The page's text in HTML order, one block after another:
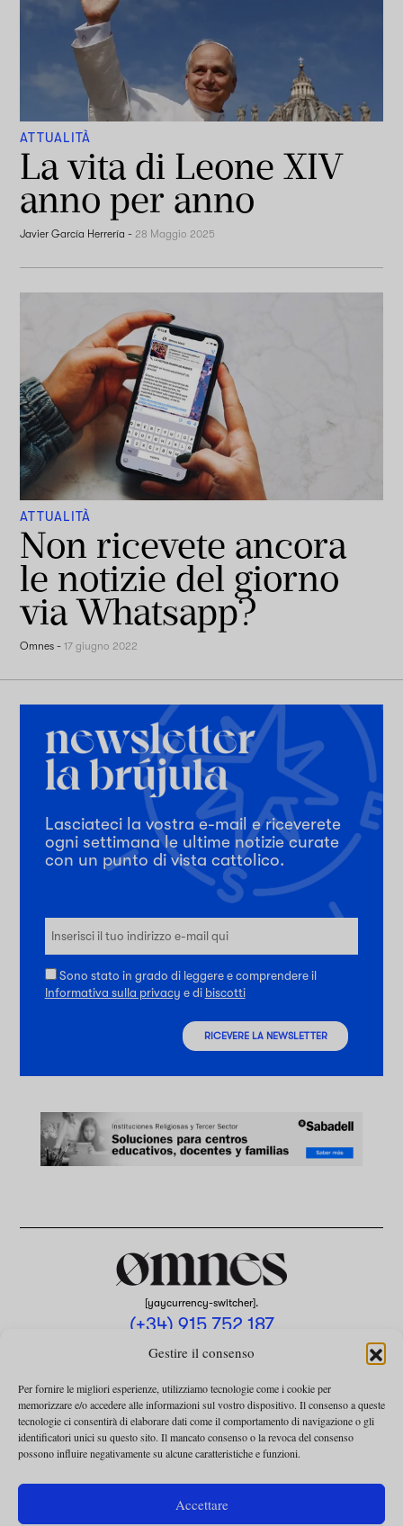
Gestire il consenso
Per fornire le migliori esperienze, utilizziamo tecnologie come i cookie per
memorizzare e/o accedere alle informazioni sul vostro dispositivo. Il consenso a queste
tecnologie ci consentirà di elaborare dati come il comportamento di navigazione o gli
identificatori unici su questo sito. Il mancato consenso o la revoca del consenso
possono influire negativamente su alcune caratteristiche e funzioni.
Accettare
ATTUALITÀ
La vita di Leone XIV
anno per anno
Javier García Herrería -28 Maggio 2025
ATTUALITÀ
Non ricevete ancora
le notizie del giorno
via Whatsapp?
Omnes -17 giugno 2022
Lasciateci la vostra e-mail e riceverete
ogni settimana le ultime notizie curate
con un punto di vista cattolico.
Sono stato in grado di leggere e comprendere il
Informativa sulla privacy e di biscotti
RICEVERE LA NEWSLETTER
[yaycurrency-switcher].
(+34) 915 752 187
omnes@omnesmag.com
INFORMATIVA SULLA PRIVACY
UTILIZZO DEI COOKIE